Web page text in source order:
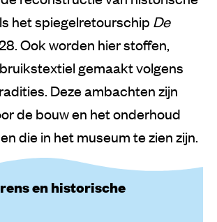
het spiegelretourschip De
Ook worden hier stoffen,
gemaakt volgens
Deze ambachten zijn
de bouw en het onderhoud
die in het museum te zien zijn.
en historische